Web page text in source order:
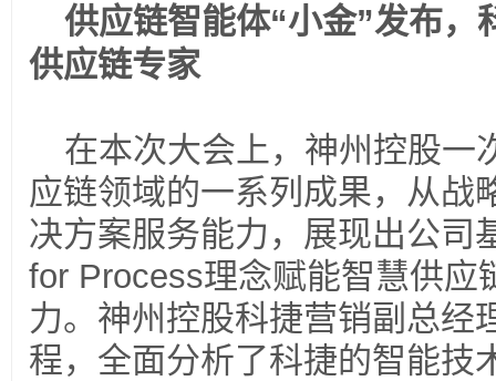
供应链智能体“小金”发布，
供应链专家
在本次大会上，神州控股一
应链领域的一系列成果，从战
决方案服务能力，展现出公司
for Process理念赋能智慧供应
力。神州控股科捷营销副总经
程，全面分析了科捷的智能技